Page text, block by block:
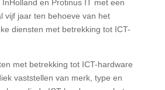
InHolland en Protinus IT met een
vijf jaar ten behoeve van het
diensten met betrekking tot ICT-
met betrekking tot ICT-hardware
vaststellen van merk, type en